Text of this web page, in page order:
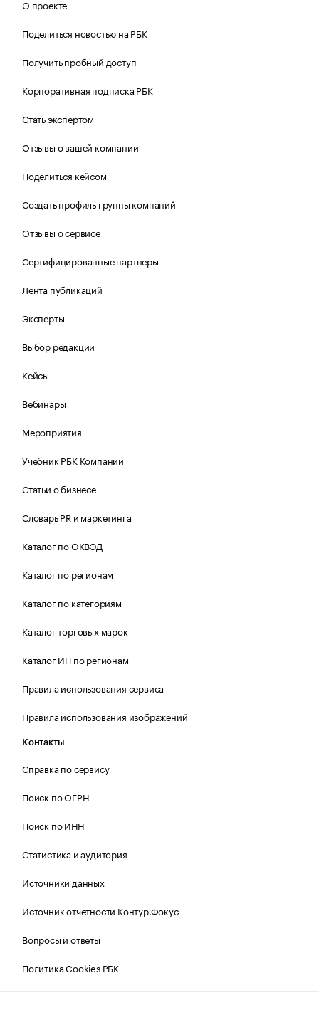
О проекте
Поделиться новостью на РБК
Получить пробный доступ
Корпоративная подписка РБК
Стать экспертом
Отзывы о вашей компании
Поделиться кейсом
Создать профиль группы компаний
Отзывы о сервисе
Сертифицированные партнеры
Лента публикаций
Эксперты
Выбор редакции
Кейсы
Вебинары
Мероприятия
Учебник РБК Компании
Статьи о бизнесе
Словарь PR и маркетинга
Каталог по ОКВЭД
Каталог по регионам
Каталог по категориям
Каталог торговых марок
Каталог ИП по регионам
Правила использования сервиса
Правила использования изображений
Контакты
Справка по сервису
Поиск по ОГРН
Поиск по ИНН
Статистика и аудитория
Источники данных
Источник отчетности Контур.Фокус
Вопросы и ответы
Политика Cookies РБК